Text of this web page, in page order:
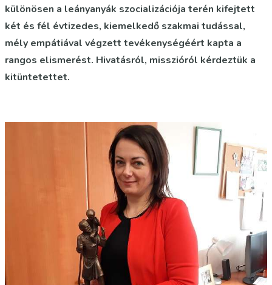
különösen a leányanyák szocializációja terén kifejtett
két és fél évtizedes, kiemelkedő szakmai tudással,
mély empátiával végzett tevékenységéért kapta a
rangos elismerést. Hivatásról, misszióról kérdeztük a
kitüntetettet.